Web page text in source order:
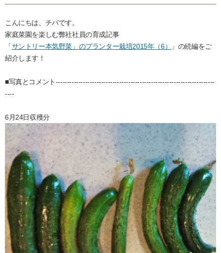
こんにちは、チバです。
家庭菜園を楽しむ弊社社員の育成記事
「サントリー本気野菜」のプランター栽培2015年（6）
」の続編をご
紹介します！
■写真とコメント----------------------------------------------------------------------
----
6月24日収穫分